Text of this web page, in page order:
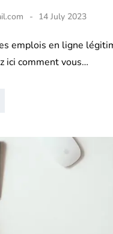
14 July 2023
emplois en ligne
ici comment vous…